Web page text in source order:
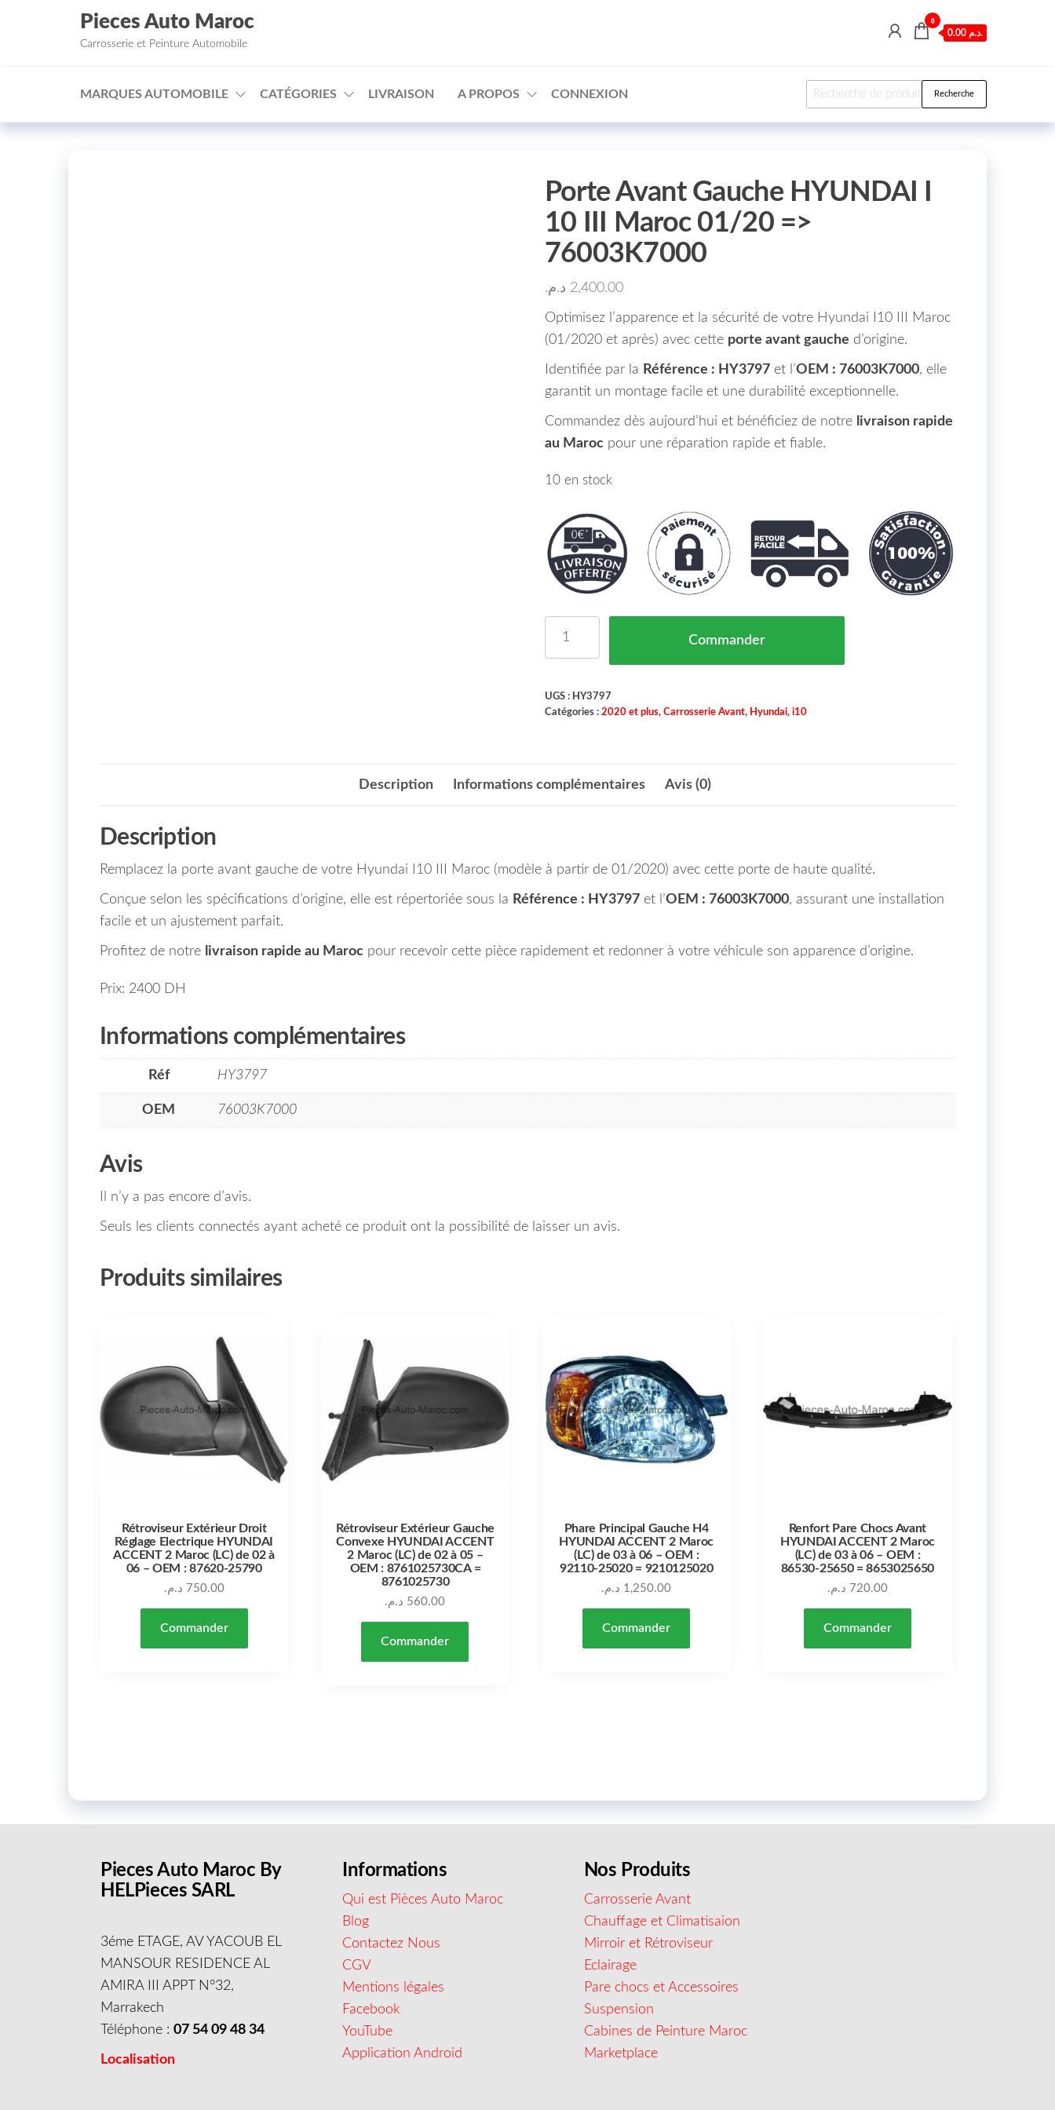
□
Aller au contenu
Pieces Auto Maroc
Carrosserie et Peinture Automobile
0
0.00 د.م.
MARQUES AUTOMOBILE CATÉGORIES LIVRAISON A PROPOS CONNEXION Recherche pour : Recherche
Porte Avant Gauche HYUNDAI I
10 III Maroc 01/20 =>
76003K7000
2,400.00 د.م.
Optimisez l’apparence et la sécurité de votre Hyundai I10 III Maroc
(01/2020 et après) avec cette porte avant gauche d’origine.
Identifiée par la Référence : HY3797et l’OEM : 76003K7000, elle
garantit un montage facile et une durabilité exceptionnelle.
Commandez dès aujourd’hui et bénéficiez de notre livraison rapide
au Marocpour une réparation rapide et fiable.
10 en stock
Commander
UGS : HY3797
Catégories : 2020 et plus, Carrosserie Avant, Hyundai, i10
Description Informations complémentaires Avis (0)
Description
Remplacez la porte avant gauche de votre Hyundai I10 III Maroc (modèle à partir de 01/2020) avec cette porte de haute qualité.
Conçue selon les spécifications d’origine, elle est répertoriée sous la Référence : HY3797 et l’OEM : 76003K7000, assurant une installation
facile et un ajustement parfait.
Profitez de notre livraison rapide au Maroc pour recevoir cette pièce rapidement et redonner à votre véhicule son apparence d’origine.
Prix: 2400 DH
Informations complémentaires
Réf HY3797
OEM 76003K7000
Avis
Il n’y a pas encore d’avis.
Seuls les clients connectés ayant acheté ce produit ont la possibilité de laisser un avis.
Produits similaires
Rétroviseur Extérieur Droit
Réglage Electrique HYUNDAI
ACCENT 2 Maroc (LC) de 02 à
06 – OEM : 87620-25790
750.00 د.م.
Commander
Rétroviseur Extérieur Gauche
Convexe HYUNDAI ACCENT
2 Maroc (LC) de 02 à 05 –
OEM : 8761025730CA =
8761025730
560.00 د.م.
Commander
Phare Principal Gauche H4
HYUNDAI ACCENT 2 Maroc
(LC) de 03 à 06 – OEM :
92110-25020 = 9210125020
1,250.00 د.م.
Commander
Renfort Pare Chocs Avant
HYUNDAI ACCENT 2 Maroc
(LC) de 03 à 06 – OEM :
86530-25650 = 8653025650
720.00 د.م.
Commander
Pieces Auto Maroc By
HELPieces SARL
3éme ETAGE, AV YACOUB EL
MANSOUR RESIDENCE AL
AMIRA III APPT N°32,
Marrakech
Téléphone :07 54 09 48 34
Localisation
Informations
Qui est Pièces Auto Maroc
Blog
Contactez Nous
CGV
Mentions légales
Facebook
YouTube
Application Android
Nos Produits
Carrosserie Avant
Chauffage et Climatisaion
Mirroir et Rétroviseur
Eclairage
Pare chocs et Accessoires
Suspension
Cabines de Peinture Maroc
Marketplace